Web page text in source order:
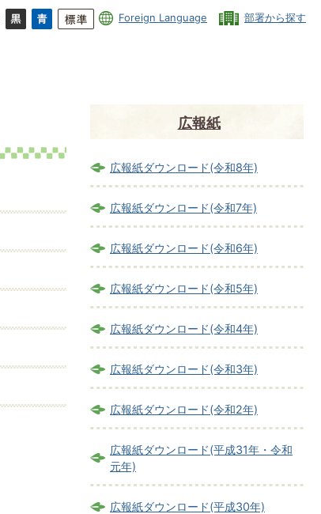
Foreign Language 部署から探す
広報紙
広報紙ダウンロード(令和8年)
広報紙ダウンロード(令和7年)
広報紙ダウンロード(令和6年)
広報紙ダウンロード(令和5年)
広報紙ダウンロード(令和4年)
広報紙ダウンロード(令和3年)
広報紙ダウンロード(令和2年)
広報紙ダウンロード(平成31年・令和
元年)
広報紙ダウンロード(平成30年)